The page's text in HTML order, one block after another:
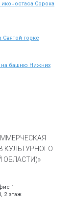
Сорока
горке
на башню Нижних
КУЛЬТУРНОГО
ОБЛАСТИ)»
1
2 этаж